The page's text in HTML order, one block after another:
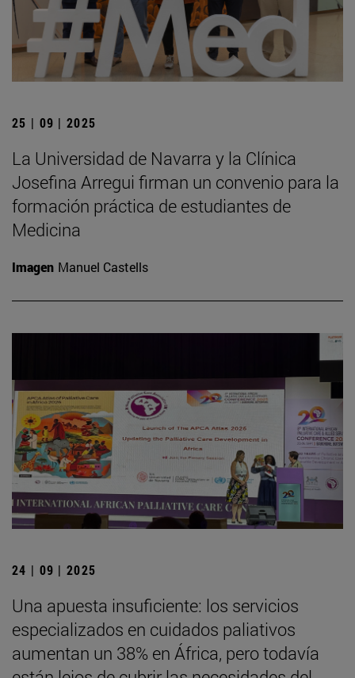
25 | 09 | 2025
La Universidad de Navarra y la Clínica
Josefina Arregui firman un convenio para la
formación práctica de estudiantes de
Medicina
Imagen Manuel Castells
24 | 09 | 2025
Una apuesta insuficiente: los servicios
especializados en cuidados paliativos
aumentan un 38% en África, pero todavía